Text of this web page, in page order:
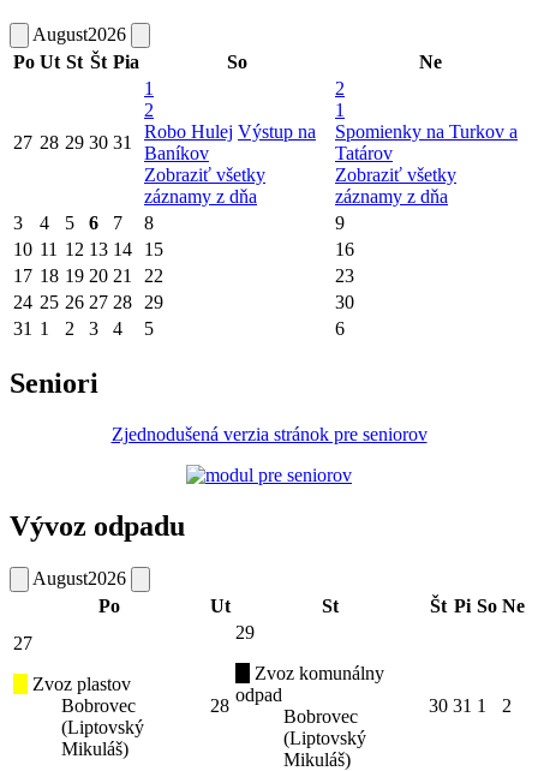
August2026
Po Ut St Št Pia So Ne
27 28 29 30 31
1
2
Robo Hulej Výstup na
Baníkov
Zobraziť všetky
záznamy z dňa
2
1
Spomienky na Turkov a
Tatárov
Zobraziť všetky
záznamy z dňa
3
4 5 6 7 8
9
10 11 12 13 14 15
16
17 18 19 20 21 22
23
24 25 26 27 28 29
30
31 1 2 3 4 5 6
Seniori
Zjednodušená verzia stránok pre seniorov
Vývoz odpadu
August2026
Po
Ut St Št Pi So Ne
27
Zvoz plastov
Bobrovec
(Liptovský
Mikuláš)
28
29
Zvoz komunálny
odpad
Bobrovec
(Liptovský
Mikuláš)
30 31 1 2